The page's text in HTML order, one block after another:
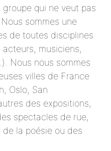
qui ne veut pas
sommes une
de toutes disciplines
musiciens,
Nous nous sommes
villes de France
Oslo, San
des expositions,
spectacles de rue,
la poésie ou des